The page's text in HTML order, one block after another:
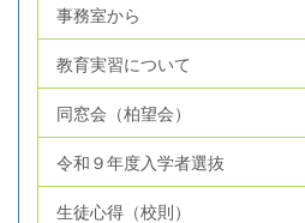
事務室から
教育実習について
同窓会（柏望会）
令和９年度入学者選抜
生徒心得（校則）